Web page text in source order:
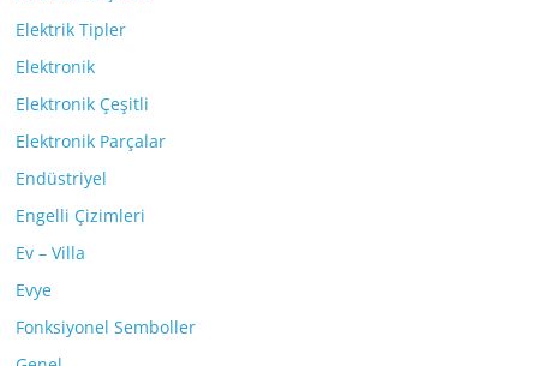
Elektrik Tipler
Elektronik
Elektronik Çeşitli
Elektronik Parçalar
Endüstriyel
Engelli Çizimleri
Ev – Villa
Evye
Fonksiyonel Semboller